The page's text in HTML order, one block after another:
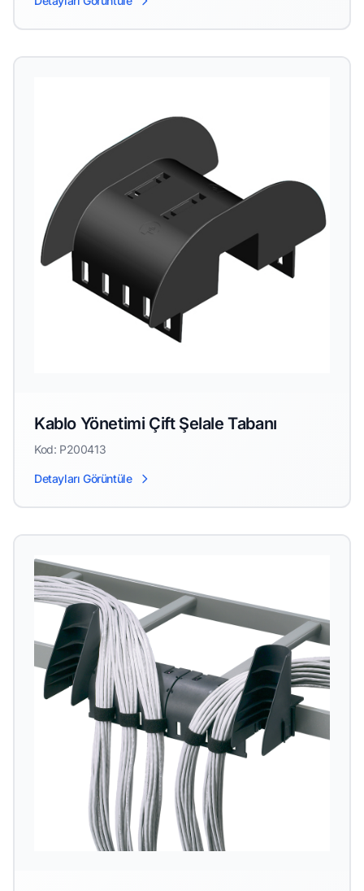
Kablo Yönetimi Çift Şelale Tabanı
Kod: P200413
Detayları Görüntüle